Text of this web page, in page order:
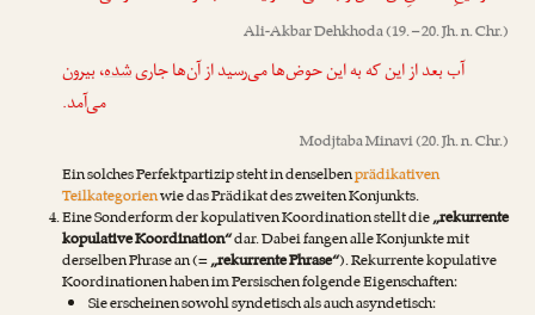
Ali-Akbar Dehkhoda(19. – 20. Jh. n. Chr.)
آب بعد از این که به این حوض‌ها می‌رسید از آن‌ها جاریشده، بیرون
می‌آمد.
Modjtaba Minavi(20. Jh. n. Chr.)
Ein solches Perfektpartizip steht in denselbenprädikativen
Teilkategorienwie das Prädikat des zweiten Konjunkts.
Eine Sonderform der kopulativen Koordination stellt die„rekurrente
kopulative Koordination“dar. Dabei fangen alle Konjunkte mit
derselben Phrase an (=„rekurrente Phrase“). Rekurrente kopulative
Koordinationen haben im Persischen folgende Eigenschaften:
Sie erscheinen sowohl syndetisch als auch asyndetisch: